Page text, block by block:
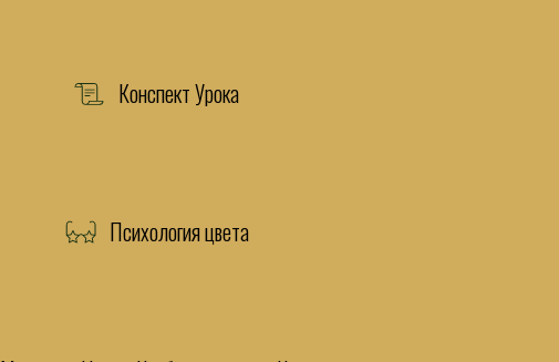
Конспект Урока
Психология цвета